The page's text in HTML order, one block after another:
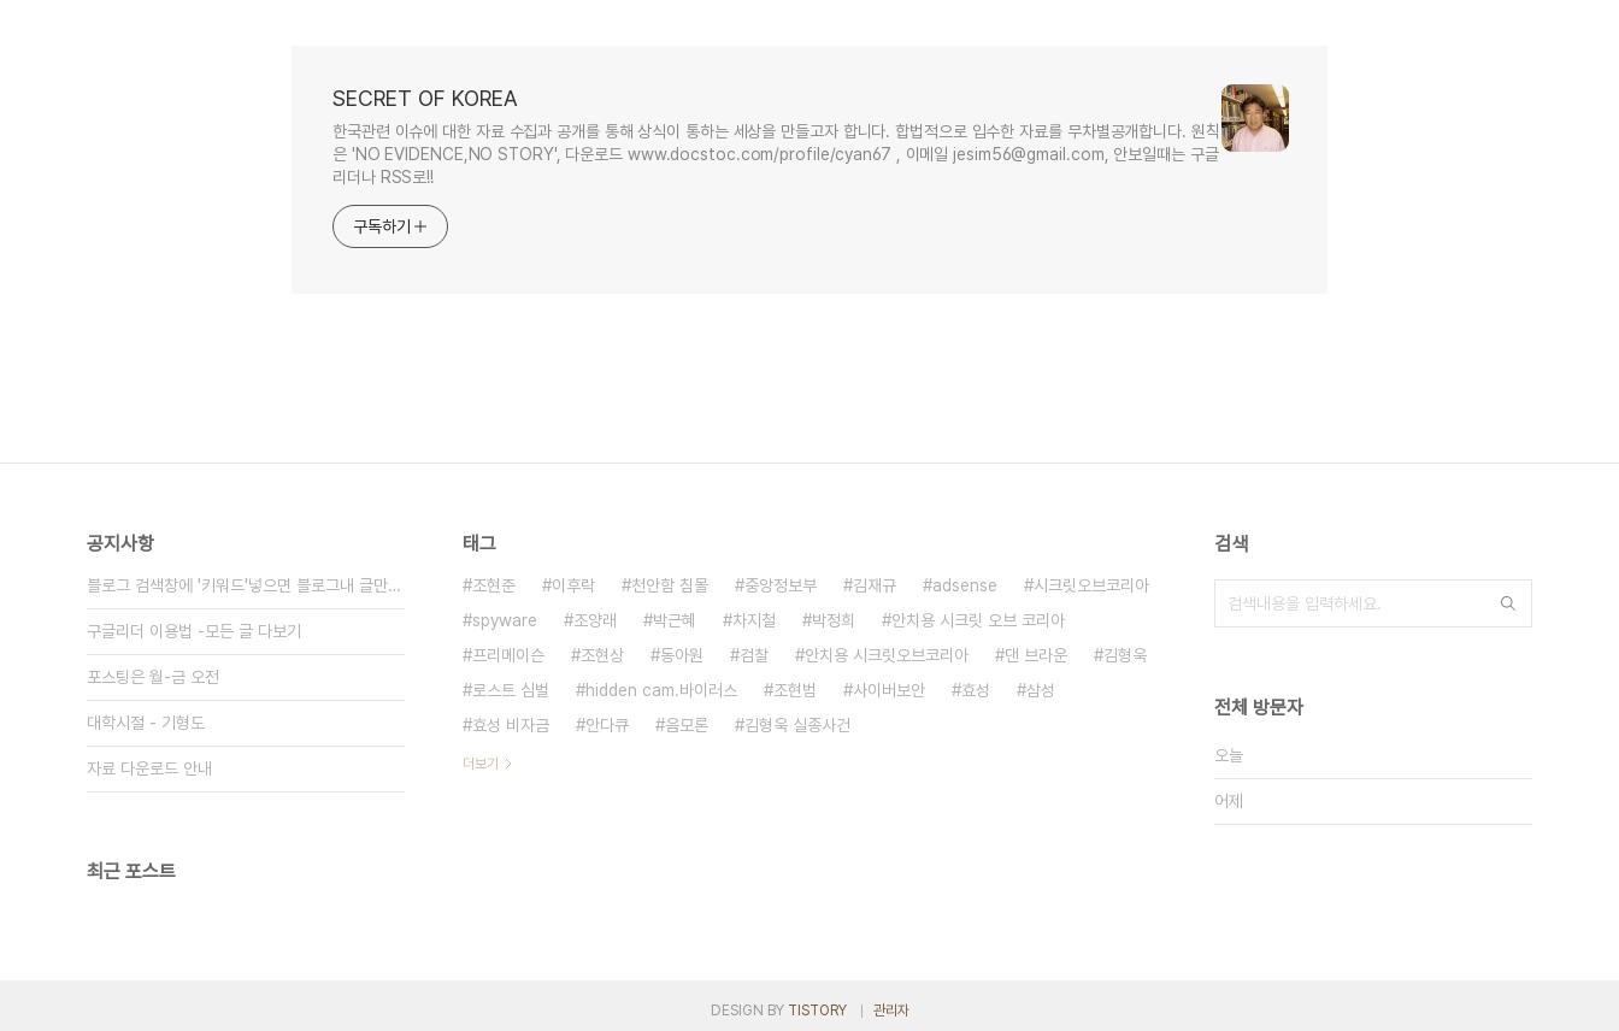
SECRET OF KOREA
한국관련 이슈에 대한 자료 수집과 공개를 통해 상식이 통하는 세상을 만들고자 합니다. 합법적으로 입수한 자료를 무차별공개합니다. 원칙
은 'NO EVIDENCE,NO STORY', 다운로드 www.docstoc.com/profile/cyan67 , 이메일 jesim56@gmail.com, 안보일때는 구글
리더나 RSS로!!
구독하기
공지사항
블로그 검색창에 '키워드'넣으면 블로그내 글만 검색
구글리더 이용법 -모든 글 다보기
포스팅은 월-금 오전
대학시절 - 기형도
자료 다운로드 안내
최근 포스트
태그
조현준 이후락 천안함 침몰 중앙정보부 김재규 adsense
시크릿오브코리아
spyware
조양래 박근혜 차지철 박정희
안치용 시크릿 오브 코리아
프리메이슨
조현상 동아원 검찰 안치용 시크릿오브코리아 댄 브라운
김형욱
로스트 심벌
hidden cam.바이러스 조현범 사이버보안 효성
삼성
효성 비자금
안다큐 음모론 김형욱 실종사건
더보기
검색
전체 방문자
오늘
어제
DESIGN BY TISTORY 관리자